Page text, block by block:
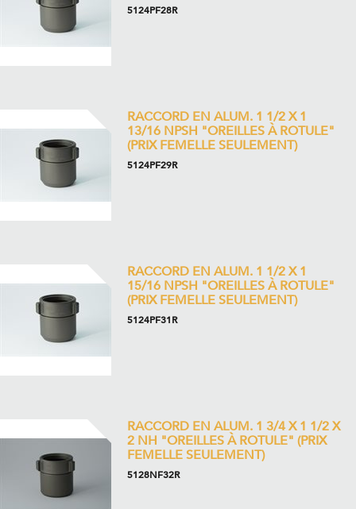
5124PF28R
RACCORD EN ALUM. 1 1/2 X 1
13/16 NPSH "OREILLES À ROTULE"
(PRIX FEMELLE SEULEMENT)
5124PF29R
RACCORD EN ALUM. 1 1/2 X 1
15/16 NPSH "OREILLES À ROTULE"
(PRIX FEMELLE SEULEMENT)
5124PF31R
RACCORD EN ALUM. 1 3/4 X 1 1/2 X
2 NH "OREILLES À ROTULE" (PRIX
FEMELLE SEULEMENT)
5128NF32R